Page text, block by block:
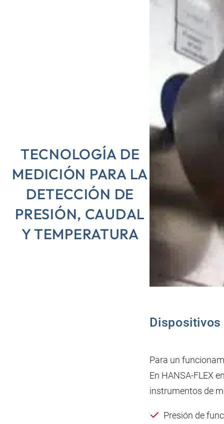
TECNOLOGÍA DE
MEDICIÓN PARA LA
DETECCIÓN DE
PRESIÓN, CAUDAL
Y TEMPERATURA
Para un
En HANSA‑FLEX
instrumentos de
Presión de